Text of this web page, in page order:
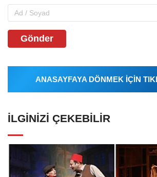
Gönder
ANASAYFAYA DÖNMEK İÇİN
İLGINIZI ÇEKEBILIR